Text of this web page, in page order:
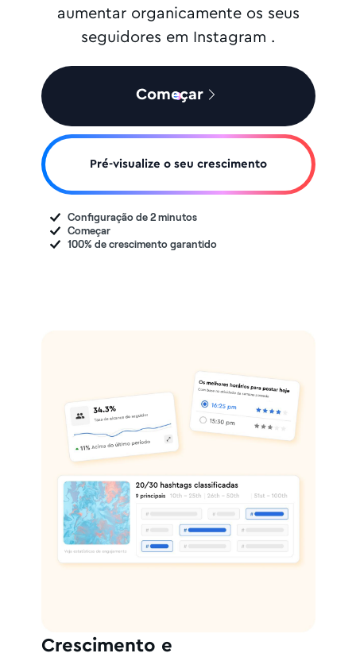
aumentar organicamente os seus
seguidores em Instagram .
Começar
Pré-visualize o seu crescimento
Configuração de 2 minutos
Começar
100% de crescimento garantido
Crescimento e